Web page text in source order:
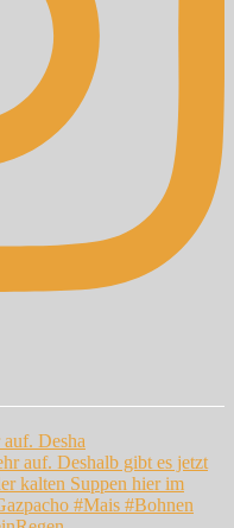
Desha